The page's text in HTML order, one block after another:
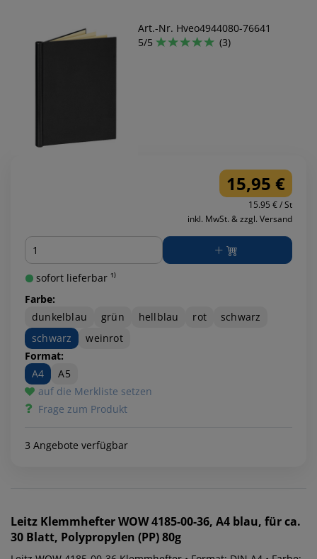
Art.-Nr. Hveo4944080-76641
5/5
(3)
15,95 €
15.95 € / St
inkl. MwSt. & zzgl. Versand
Menge
sofort lieferbar ¹⁾
Farbe:
dunkelblau
grün hellblau rot
schwarz
schwarz
weinrot
Format:
A4
A5
auf die Merkliste setzen
Frage zum Produkt
3 Angebote verfügbar
Leitz Klemmhefter WOW 4185-00-36, A4 blau, für ca.
30 Blatt, Polypropylen (PP) 80g